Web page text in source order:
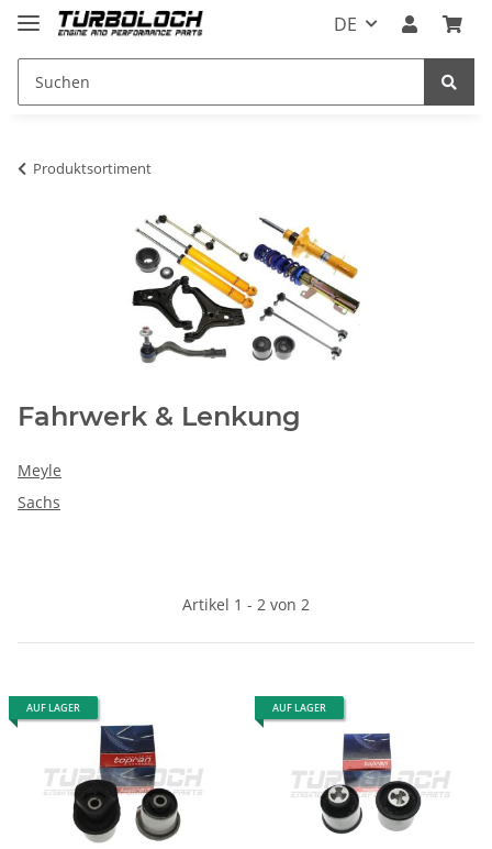
DE
Produktsortiment
Fahrwerk & Lenkung
Meyle
Sachs
Artikel 1 - 2 von 2
AUF LAGER AUF LAGER